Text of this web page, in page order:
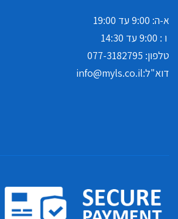
א-ה: 9:00 עד 19:00
ו : 9:00 עד 14:30
טלפון: 077-3182795
דוא"ל:info@myls.co.il